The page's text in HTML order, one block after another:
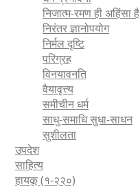
निजात्म-रमण ही अहिंसा है
निरंतर ज्ञानोपयोग
निर्मल दृष्टि
परिग्रह
विनयावनति
वैयावृत्त्य
समीचीन धर्म
साधु-समाधि सुधा-साधन
सुशीलता
उपदेश
साहित्य
हायकू (१‍-२२०)